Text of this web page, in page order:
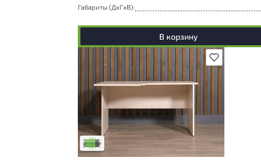
Габариты (ДxГxВ):
В корзину
В избранное
У товара присутствуют незначительные
следы эксплуатации, не влияющие на
удобство его использования
Низкая степень износа